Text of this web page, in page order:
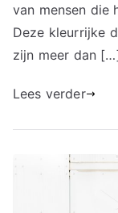
van mensen die
Deze kleurrijke
zijn meer dan
Lees verder